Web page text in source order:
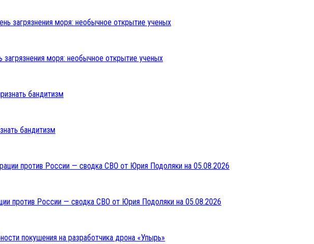
загрязнения моря: необычное открытие ученых
бандитизм
против России — сводка СВО от Юрия Подоляки на 05.08.2026